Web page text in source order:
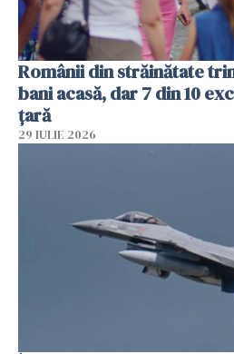
Românii din străinătate
bani acasă, dar 7 din 10
țară
29 IULIE 2026